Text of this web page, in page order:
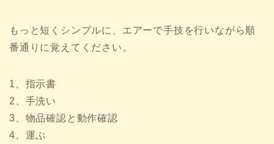
もっと短くシンプルに、エアーで手技を行いながら順
番通りに覚えてください。
1、指示書
2、手洗い
3、物品確認と動作確認
4、運ぶ